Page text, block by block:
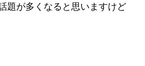
題が多くなると思いますけど